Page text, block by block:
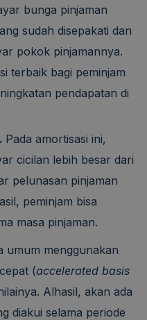
bunga pinjaman
sudah disepakati dan
pokok pinjamannya.
terbaik bagi peminjam
pendapatan di
Pada amortisasi ini,
cicilan lebih besar dari
pelunasan pinjaman
peminjam bisa
masa pinjaman.
umum menggunakan
(accelerated basis
Alhasil, akan ada
diakui selama periode